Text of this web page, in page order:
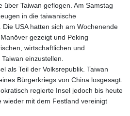
über Taiwan geflogen. Am Samstag
in die taiwanische
USA hatten sich am Wochenende
gezeigt und Peking
wirtschaftlichen und
einzustellen.
als Teil der Volksrepublik. Taiwan
Bürgerkriegs von China losgesagt.
regierte Insel jedoch bis heute
wieder mit dem Festland vereinigt